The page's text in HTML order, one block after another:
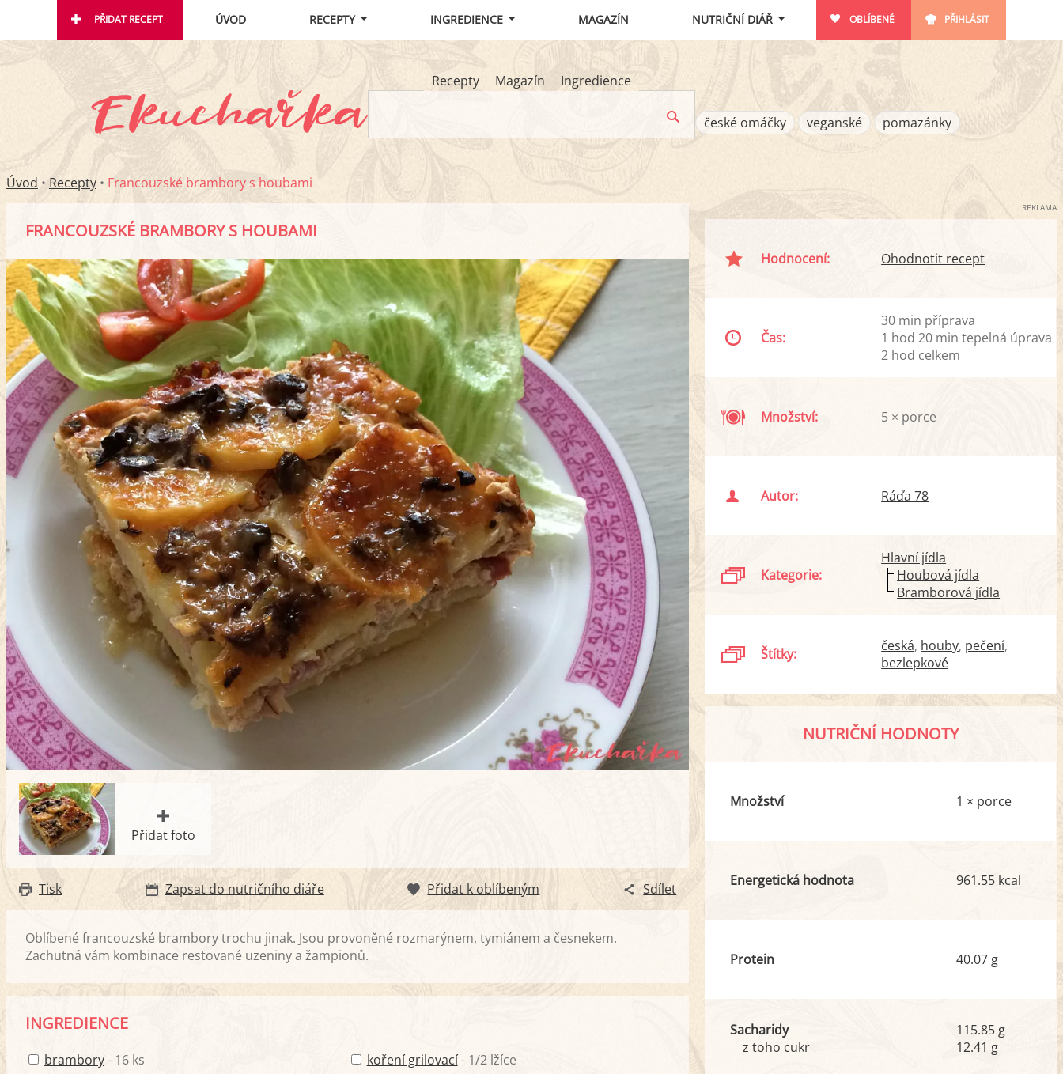
PŘIDAT RECEPT ÚVOD RECEPTY INGREDIENCE MAGAZÍN NUTRIČNÍ DIÁŘ OBLÍBENÉ PŘIHLÁSIT
Recepty Magazín Ingredience
české omáčky veganské pomazánky
Úvod • Recepty • Francouzské brambory s houbami
FRANCOUZSKÉ BRAMBORY S HOUBAMI
Přidat foto
Tisk Zapsat do nutričního diáře Přidat k oblíbeným Sdílet
Oblíbené francouzské brambory trochu jinak. Jsou provoněné rozmarýnem, tymiánem a česnekem.
Zachutná vám kombinace restované uzeniny a žampionů.
INGREDIENCE
brambory- 16 ks
koření grilovací- 1/2 lžíce
REKLAMA
Hodnocení: Ohodnotit recept
Čas:
30 min příprava
1 hod 20 min tepelná úprava
2 hod celkem
Množství: 5 × porce
Autor: Ráďa 78
Kategorie:
Hlavní jídla
Houbová jídla
Bramborová jídla
Štítky: česká houby pečení
bezlepkové
NUTRIČNÍ HODNOTY
Množství 1 × porce
Energetická hodnota 961.55 kcal
Protein 40.07 g
Sacharidy
z toho cukr
115.85 g
12.41 g